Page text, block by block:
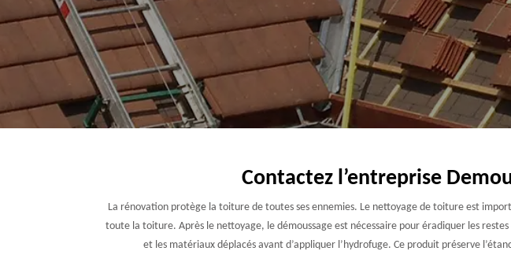
Contactez l’entreprise
La rénovation protège la toiture de toutes ses ennemies. Le nettoyage de toiture est
toute la toiture. Après le nettoyage, le démoussage est nécessaire pour éradiquer les
et les matériaux déplacés avant d’appliquer l’hydrofuge. Ce produit préserve